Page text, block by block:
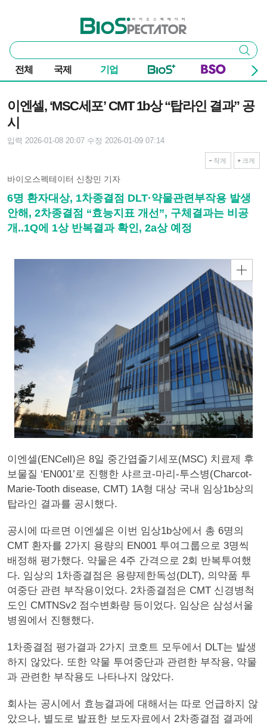
바이오스펙테이터
통
합
검
색
검색
전체 국제 기업
이엔셀, ‘MSC세포’ CMT 1b상 “탑라인 결과” 공
시
입력 2026-01-08 20:07 수정 2026-01-09 07:14
작게 크게
바이오스펙테이터 신창민 기자
6명 환자대상, 1차종결점 DLT·약물관련부작용 발생
안해, 2차종결점 “효능지표 개선”, 구체결과는 비공
개..1Q에 1상 반복결과 확인, 2a상 예정
이엔셀(ENCell)은 8일 중간엽줄기세포(MSC) 치료제 후
보물질 ‘EN001’로 진행한 샤르코-마리-투스병(Charcot-
Marie-Tooth disease, CMT) 1A형 대상 국내 임상1b상의
탑라인 결과를 공시했다.
공시에 따르면 이엔셀은 이번 임상1b상에서 총 6명의
CMT 환자를 2가지 용량의 EN001 투여그룹으로 3명씩
배정해 평가했다. 약물은 4주 간격으로 2회 반복투여했
다. 임상의 1차종결점은 용량제한독성(DLT), 의약품 투
여중단 관련 부작용이었다. 2차종결점은 CMT 신경병척
도인 CMTNSv2 점수변화량 등이었다. 임상은 삼성서울
병원에서 진행했다.
1차종결점 평가결과 2가지 코호트 모두에서 DLT는 발생
하지 않았다. 또한 약물 투여중단과 관련한 부작용, 약물
과 관련한 부작용도 나타나지 않았다.
회사는 공시에서 효능결과에 대해서는 따로 언급하지 않
았으나, 별도로 발표한 보도자료에서 2차종결점 결과에